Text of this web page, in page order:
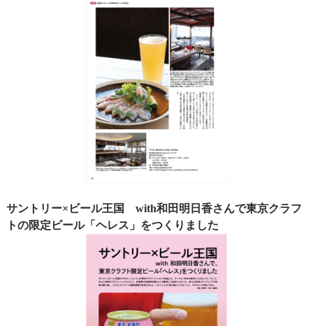
サントリー×ビール王国 with和田明日香さんで東京クラフ
トの限定ビール「ヘレス」をつくりました